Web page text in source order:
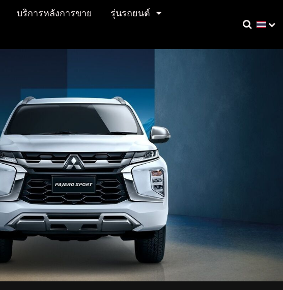
บริการหลังการขาย รุ่นรถยนต์